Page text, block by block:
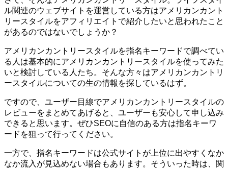
ル関連のウェブサイトを運営している方はアメリカンカント
リースタイルをアフィリエイトで紹介したいと思われたこと
があるのではないでしょうか？
アメリカンカントリースタイルを指名キーワードで調べてい
る人は基本的にアメリカンカントリースタイルを使ってみた
いと検討している人たち。そんな方々はアメリカンカントリ
ースタイルについての生の情報を探しているはず。
ですので、ユーザー目線でアメリカンカントリースタイルの
レビューをまとめてあげると、ユーザーも安心して申し込み
できると思います。ぜひSEOに自信のある方は指名キーワ
ードを狙って行ってください。
一方で、指名キーワードは公式サイトが上位に出やすくなか
なか流入が見込めない場合もあります。そういった時は、関